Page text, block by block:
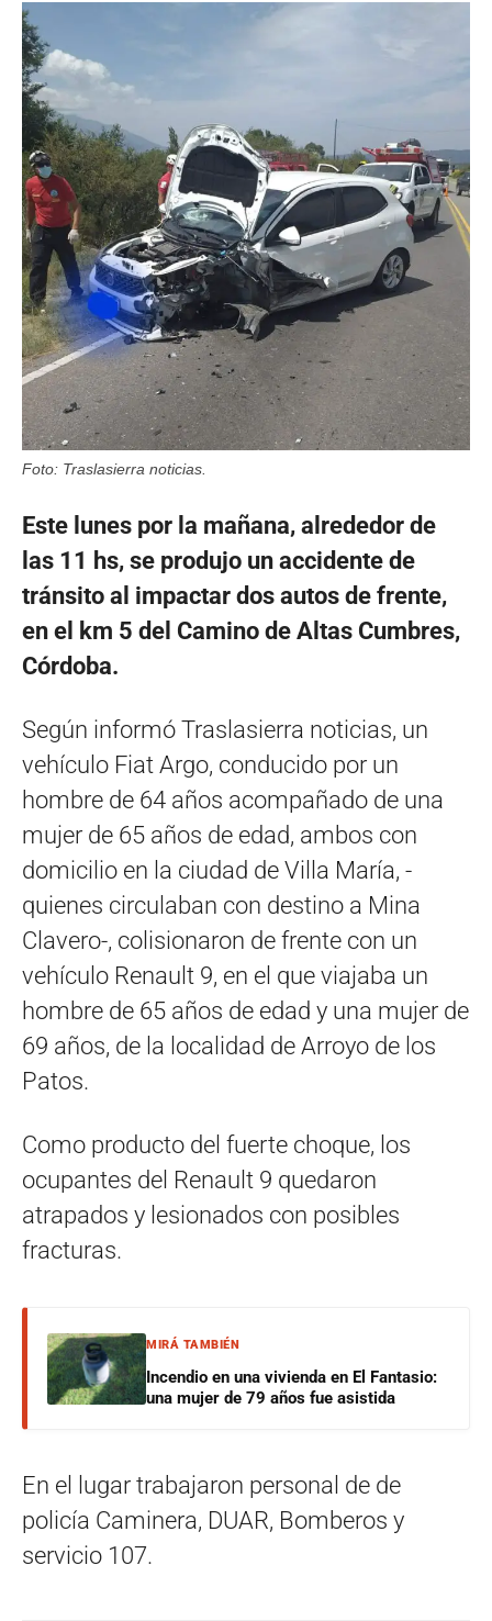
Foto: Traslasierra noticias.
Este lunes por la mañana, alrededor de
las 11 hs, se produjo un accidente de
tránsito al impactar dos autos de frente,
en el km 5 del Camino de Altas Cumbres,
Córdoba.
Según informó Traslasierra noticias, un
vehículo Fiat Argo, conducido por un
hombre de 64 años acompañado de una
mujer de 65 años de edad, ambos con
domicilio en la ciudad de Villa María, -
quienes circulaban con destino a Mina
Clavero-, colisionaron de frente con un
vehículo Renault 9, en el que viajaba un
hombre de 65 años de edad y una mujer de
69 años, de la localidad de Arroyo de los
Patos.
Como producto del fuerte choque, los
ocupantes del Renault 9 quedaron
atrapados y lesionados con posibles
fracturas.
MIRÁ TAMBIÉN
Incendio en una vivienda en El Fantasio:
una mujer de 79 años fue asistida
En el lugar trabajaron personal de de
policía Caminera, DUAR, Bomberos y
servicio 107.